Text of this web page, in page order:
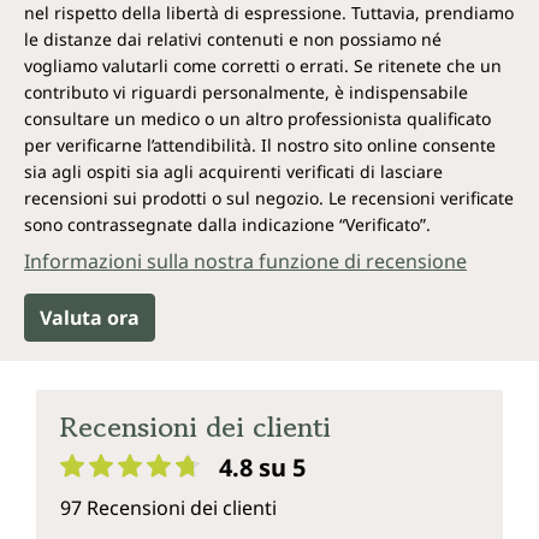
nel rispetto della libertà di espressione. Tuttavia, prendiamo
le distanze dai relativi contenuti e non possiamo né
vogliamo valutarli come corretti o errati. Se ritenete che un
contributo vi riguardi personalmente, è indispensabile
consultare un medico o un altro professionista qualificato
per verificarne l’attendibilità. Il nostro sito online consente
sia agli ospiti sia agli acquirenti verificati di lasciare
recensioni sui prodotti o sul negozio. Le recensioni verificate
sono contrassegnate dalla indicazione “Verificato”.
Informazioni sulla nostra funzione di recensione
Valuta ora
Recensioni dei clienti
4.8 su 5
97 Recensioni dei clienti